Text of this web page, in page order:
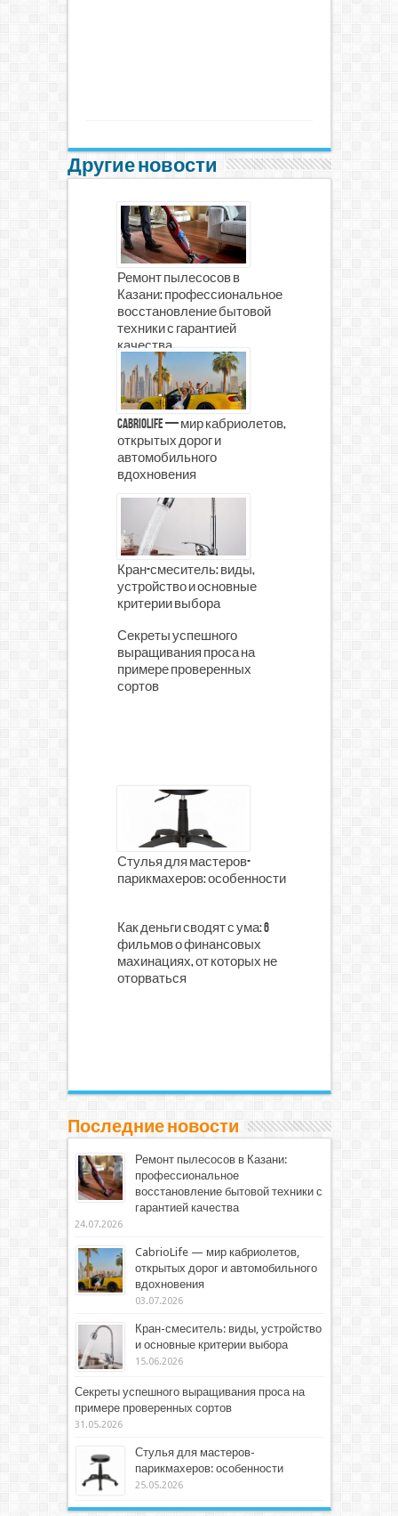
Другие новости
Ремонт пылесосов в
Казани: профессиональное
восстановление бытовой
техники с гарантией
качества
CabrioLife — мир кабриолетов,
открытых дорог и
автомобильного
вдохновения
Кран-смеситель: виды,
устройство и основные
критерии выбора
Секреты успешного
выращивания проса на
примере проверенных
сортов
Стулья для мастеров-
парикмахеров: особенности
Как деньги сводят с ума: 6
фильмов о финансовых
махинациях, от которых не
оторваться
Последние новости
Ремонт пылесосов в Казани:
профессиональное
восстановление бытовой техники с
гарантией качества
24.07.2026
CabrioLife — мир кабриолетов,
открытых дорог и автомобильного
вдохновения
03.07.2026
Кран-смеситель: виды, устройство
и основные критерии выбора
15.06.2026
Секреты успешного выращивания проса на
примере проверенных сортов
31.05.2026
Стулья для мастеров-
парикмахеров: особенности
25.05.2026